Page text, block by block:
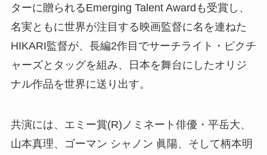
ターに贈られるEmerging Talent Awardも受賞し、
名実ともに世界が注目する映画監督に名を連ねた
HIKARI監督が、長編2作目でサーチライト・ピクチ
ャーズとタッグを組み、日本を舞台にしたオリジ
ナル作品を世界に送り出す。
共演には、エミー賞(R)ノミネート俳優・平岳大、
山本真理、ゴーマン シャノン 眞陽、そして柄本明